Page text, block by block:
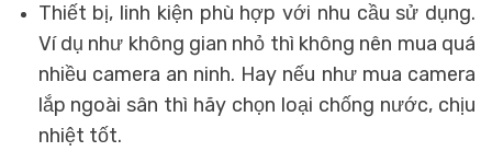
Thiết bị, linh kiện phù hợp với nhu cầu sử dụng.
Ví dụ như không gian nhỏ thì không nên mua quá
nhiều camera an ninh. Hay nếu như mua camera
lắp ngoài sân thì hãy chọn loại chống nước, chịu
nhiệt tốt.